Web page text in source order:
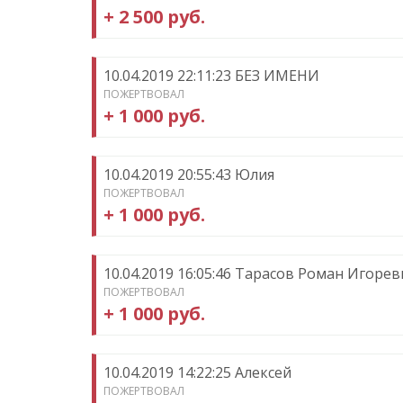
+ 2 500 руб.
10.04.2019 22:11:23 БЕЗ ИМЕНИ
ПОЖЕРТВОВАЛ
+ 1 000 руб.
10.04.2019 20:55:43 Юлия
ПОЖЕРТВОВАЛ
+ 1 000 руб.
10.04.2019 16:05:46 Тарасов Роман
ПОЖЕРТВОВАЛ
+ 1 000 руб.
10.04.2019 14:22:25 Алексей
ПОЖЕРТВОВАЛ